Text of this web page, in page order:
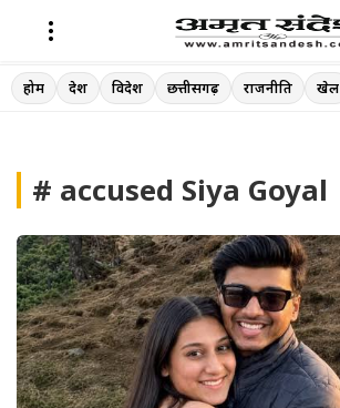
Skip
to
होम देश विदेश छत्तीसगढ़ राजनीति खेल
# accused Siya Goyal